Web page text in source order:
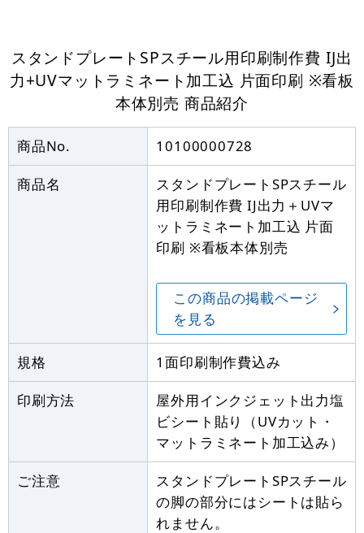
スタンドプレートSPスチール用印刷制作費 IJ出
力+UVマットラミネート加工込 片面印刷 ※看板
本体別売 商品紹介
商品No. 10100000728
商品名
スタンドプレートSPスチール
用印刷制作費 IJ出力＋UVマ
ットラミネート加工込 片面
印刷 ※看板本体別売
この商品の掲載ページ
を見る
規格 1面印刷制作費込み
印刷方法
屋外用インクジェット出力塩
ビシート貼り（UVカット・
マットラミネート加工込み）
ご注意
スタンドプレートSPスチール
の脚の部分にはシートは貼ら
れません。